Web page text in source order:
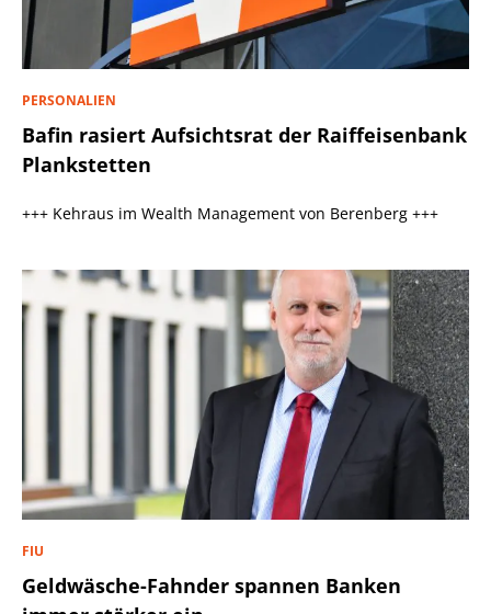
PERSONALIEN
Bafin rasiert Aufsichtsrat der Raiffeisenbank
Plankstetten
+++ Kehraus im Wealth Management von Berenberg +++
FIU
Geldwäsche-Fahnder spannen Banken